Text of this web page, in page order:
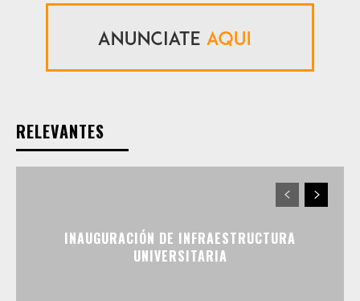
RELEVANTES
INAUGURACIÓN DE INFRAESTRUCTURA
UNIVERSITARIA